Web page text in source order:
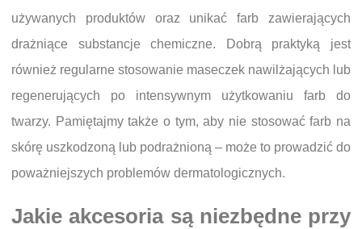
używanych produktów oraz unikać farb zawierających
drażniące substancje chemiczne. Dobrą praktyką jest
również regularne stosowanie maseczek nawilżających lub
regenerujących po intensywnym użytkowaniu farb do
twarzy. Pamiętajmy także o tym, aby nie stosować farb na
skórę uszkodzoną lub podrażnioną – może to prowadzić do
poważniejszych problemów dermatologicznych.
Jakie akcesoria są niezbędne przy